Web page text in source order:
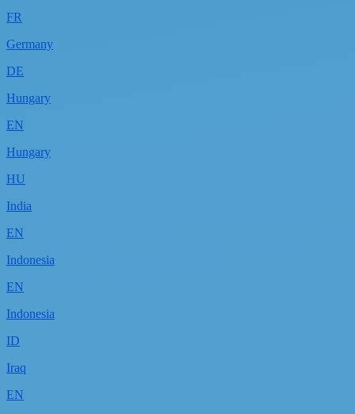
FR
Germany
DE
Hungary
EN
Hungary
HU
India
EN
Indonesia
EN
Indonesia
ID
Iraq
EN